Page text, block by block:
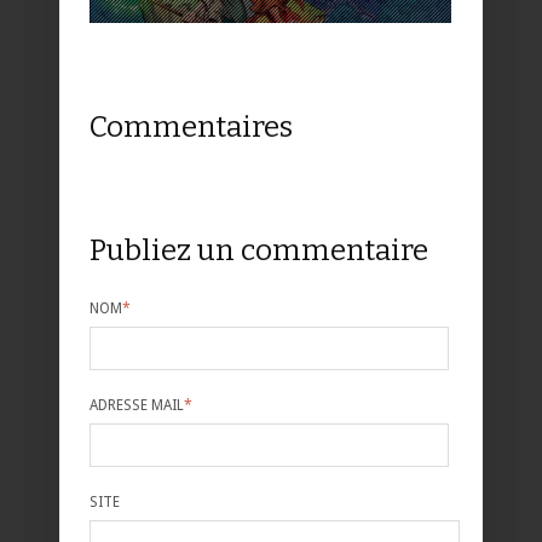
Commentaires
Publiez un commentaire
NOM*
ADRESSE MAIL *
SITE